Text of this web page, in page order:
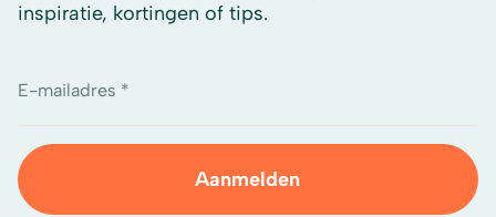
inspiratie, kortingen of tips.
E-mailadres *
Aanmelden